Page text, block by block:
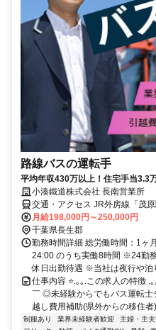
路線バスの運転手
平均年収430万以上！住宅手当3.3
小湊鐵道株式会社 長南営業所
交通・アクセス JR外房線「茂
月給198,000円～250,000円
千葉県長生郡
勤務時間詳細 総労働時間：1ヶ
24:00 のうち実働8時間 ※24勤
休日出勤待遇 ※当社は夜行や泊
仕事内容 ⭐.｡｡.この求人の特徴 .
￣ ◎未経験からでもバス運転士
越し費用補助(県外からの移住
制服あり 業界未経験者歓迎 主婦・主